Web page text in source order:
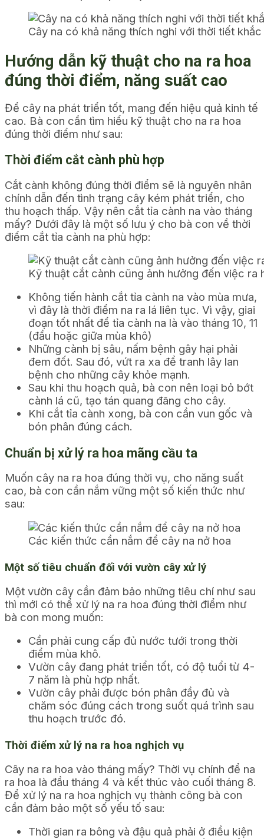
Cây na có khả năng thích nghi với thời tiết
Hướng dẫn kỹ thuật cho na ra hoa
đúng thời điểm, năng suất cao
Để cây na phát triển tốt, mang đến hiệu quả kinh tế
cao. Bà con cần tìm hiểu kỹ thuật cho na ra hoa
đúng thời điểm như sau:
Thời điểm cắt cành phù hợp
Cắt cành không đúng thời điểm sẽ là nguyên nhân
chính dẫn đến tình trạng cây kém phát triển, cho
thu hoạch thấp. Vậy nên cắt tỉa cành na vào tháng
mấy? Dưới đây là một số lưu ý cho bà con về thời
điểm cắt tỉa cành na phù hợp:
Kỹ thuật cắt cành cũng ảnh hưởng đến việc ra
Không tiến hành cắt tỉa cành na vào mùa mưa,
vì đây là thời điểm na ra lá liên tục. Vì vậy, giai
đoạn tốt nhất để tỉa cành na là vào tháng 10, 11
(đầu hoặc giữa mùa khô)
Những cành bị sâu, nấm bệnh gây hại phải
đem đốt. Sau đó, vứt ra xa để tranh lây lan
bệnh cho những cây khỏe mạnh.
Sau khi thu hoạch quả, bà con nên loại bỏ bớt
cành lá cũ, tạo tán quang đãng cho cây.
Khi cắt tỉa cành xong, bà con cần vun gốc và
bón phân đúng cách.
Chuẩn bị xử lý ra hoa mãng cầu ta
Muốn cây na ra hoa đúng thời vụ, cho năng suất
cao, bà con cần nắm vững một số kiến thức như
sau:
Các kiến thức cần nắm để cây na nở hoa
Một số tiêu chuẩn đối với vườn cây xử lý
Một vườn cây cần đảm bảo những tiêu chí như sau
thì mới có thể xử lý na ra hoa đúng thời điểm như
bà con mong muốn:
Cần phải cung cấp đủ nước tưới trong thời
điểm mùa khô.
Vườn cây đang phát triển tốt, có độ tuổi từ 4-
7 năm là phù hợp nhất.
Vườn cây phải được bón phân đầy đủ và
chăm sóc đúng cách trong suốt quá trình sau
thu hoạch trước đó.
Thời điểm xử lý na ra hoa nghịch vụ
Cây na ra hoa vào tháng mấy? Thời vụ chính để na
ra hoa là đầu tháng 4 và kết thúc vào cuối tháng 8.
Để xử lý na ra hoa nghịch vụ thành công bà con
cần đảm bảo một số yếu tố sau:
Thời gian ra bông và đậu quả phải ở điều kiện